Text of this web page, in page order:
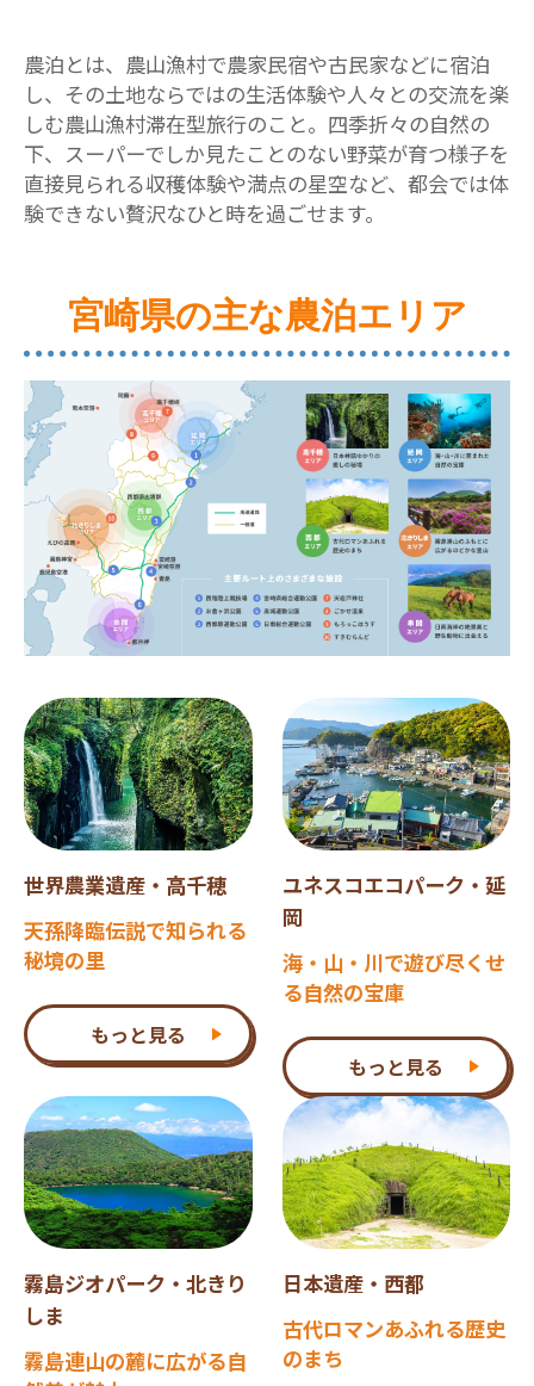
農泊とは、農山漁村で農家民宿や古民家などに宿泊
し、その土地ならではの生活体験や人々との交流を楽
しむ農山漁村滞在型旅行のこと。四季折々の自然の
下、スーパーでしか見たことのない野菜が育つ様子を
直接見られる収穫体験や満点の星空など、都会では体
験できない贅沢なひと時を過ごせます。
宮崎県の主な農泊エリア
世界農業遺産・高千穂
天孫降臨伝説で知られる
秘境の里
もっと見る
ユネスコエコパーク・延
岡
海・山・川で遊び尽くせ
る自然の宝庫
もっと見る
霧島ジオパーク・北きり
しま
霧島連山の麓に広がる自
日本遺産・西都
古代ロマンあふれる歴史
のまち